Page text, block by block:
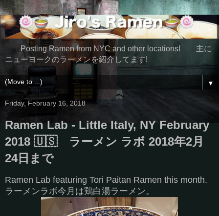
Posting Ramen from NYC and other locations! 主に
ニューヨークのラーメンを紹介してます!
▼
Friday, February 16, 2018
Ramen Lab - Little Italy, NY February
2018 🇺🇸 ラーメン ラボ 2018年2月
24日まで
Ramen Lab featuring Tori Paitan Ramen this month.
ラーメンラボ今月は鶏白湯ラーメン。